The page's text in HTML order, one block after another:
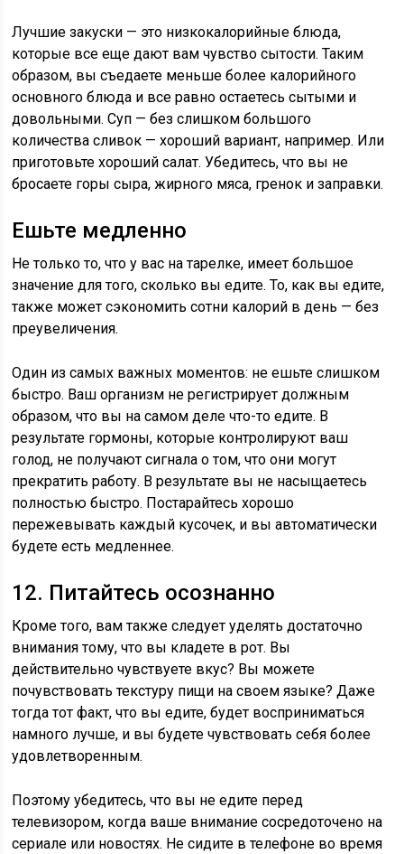
Лучшие закуски — это низкокалорийные блюда,
которые все еще дают вам чувство сытости. Таким
образом, вы съедаете меньше более калорийного
основного блюда и все равно остаетесь сытыми и
довольными. Суп — без слишком большого
количества сливок — хороший вариант, например. Или
приготовьте хороший салат. Убедитесь, что вы не
бросаете горы сыра, жирного мяса, гренок и заправки.
Ешьте медленно
Не только то, что у вас на тарелке, имеет большое
значение для того, сколько вы едите. То, как вы едите,
также может сэкономить сотни калорий в день — без
преувеличения.
Один из самых важных моментов: не ешьте слишком
быстро. Ваш организм не регистрирует должным
образом, что вы на самом деле что-то едите. В
результате гормоны, которые контролируют ваш
голод, не получают сигнала о том, что они могут
прекратить работу. В результате вы не насыщаетесь
полностью быстро. Постарайтесь хорошо
пережевывать каждый кусочек, и вы автоматически
будете есть медленнее.
12. Питайтесь осознанно
Кроме того, вам также следует уделять достаточно
внимания тому, что вы кладете в рот. Вы
действительно чувствуете вкус? Вы можете
почувствовать текстуру пищи на своем языке? Даже
тогда тот факт, что вы едите, будет восприниматься
намного лучше, и вы будете чувствовать себя более
удовлетворенным.
Поэтому убедитесь, что вы не едите перед
телевизором, когда ваше внимание сосредоточено на
сериале или новостях. Не сидите в телефоне во время